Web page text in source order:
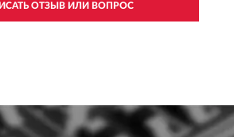
ОТЗЫВ ИЛИ ВОПРОС